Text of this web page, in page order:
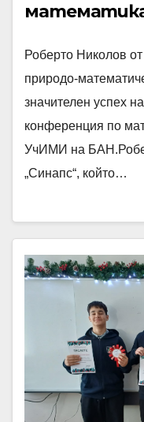
Роберто Николов
природо-
значителен успех
конференция по
УчИМИ на
„Синапс“, който…